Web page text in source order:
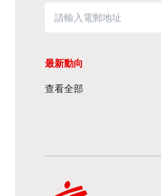
最新動向
查看全部